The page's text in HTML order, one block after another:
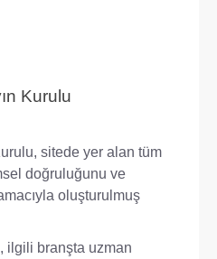
Kurulu
sitede yer alan tüm
doğruluğunu ve
oluşturulmuş
ilgili branşta uzman